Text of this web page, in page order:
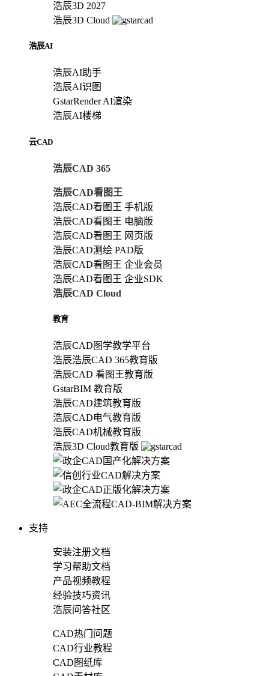
浩辰3D 2027
浩辰3D Cloud
浩辰AI
浩辰AI助手
浩辰AI识图
GstarRender AI渲染
浩辰AI楼梯
云CAD
浩辰CAD 365
浩辰CAD看图王
浩辰CAD看图王 手机版
浩辰CAD看图王 电脑版
浩辰CAD看图王 网页版
浩辰CAD测绘 PAD版
浩辰CAD看图王 企业会员
浩辰CAD看图王 企业SDK
浩辰CAD Cloud
教育
浩辰CAD图学教学平台
浩辰浩辰CAD 365教育版
浩辰CAD 看图王教育版
GstarBIM 教育版
浩辰CAD建筑教育版
浩辰CAD电气教育版
浩辰CAD机械教育版
浩辰3D Cloud教育版
支持
安装注册文档
学习帮助文档
产品视频教程
经验技巧资讯
浩辰问答社区
CAD热门问题
CAD行业教程
CAD图纸库